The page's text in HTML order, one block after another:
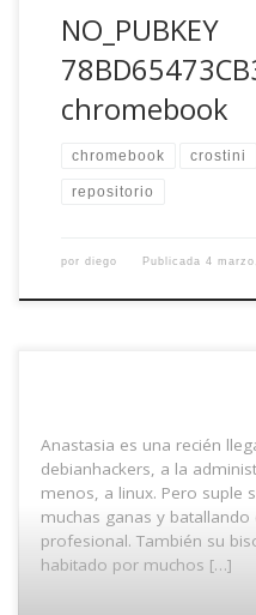
NO_PUBKEY
chromebook
chromebook crostini
repositorio
por diego Publicada4
Anastasia es una recién
debianhackers, a la
menos, a linux. Pero suple
muchas ganas y
profesional. También su
habitado por muchos […]